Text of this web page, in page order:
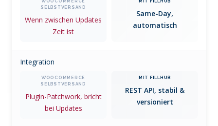
Wenn zwischen Updates
Zeit ist
Same-Day,
automatisch
Integration
Plugin-Patchwork, bricht
bei Updates
REST API, stabil &
versioniert